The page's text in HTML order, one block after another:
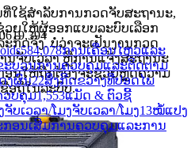
ຊ້ສຳລັບການກວດຈັບສະຖານະ,
ຍໃຫ້ຜູ້ອອກແບບລະບົບເລືອກ
ກິດຈິງ. ບໍ່ວ່າຈະເປັນງານກວດ
ນຈັບເວລາ ຫຼືການແຈ້ງສະຖານະ
ນໃຫ້ຖືກຕ້ອງຈະຊ່ວຍຫຼຸດຄວາມ
ອຖືໃນລະບົບ.
619,394
584,078ການເຄື່ອນໄຫວແລະ
ະບວນການຄວບຄຸມແລະຕິດຕາມ
ງຜົນ22ສິ່ງກີດຂວາງທີ່ປອດໄພ
ບຄຸມ1,553ແມັດ & ຕົວຊີ້
ຈັບເວລາ/ໂມງຈັບເວລາ/ໂມງ13ໝໍ້ແປງ
ກອນເສີມການຄວບຄຸມແລະການ